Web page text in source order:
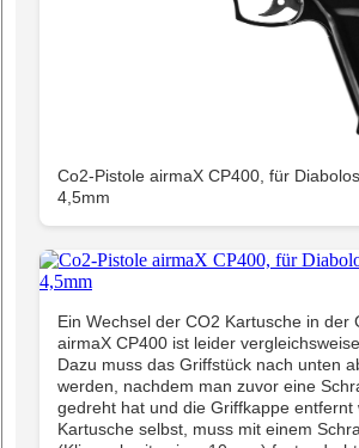
Co2-Pistole airmaX CP400, für
4,5mm
Ein Wechsel der CO2 Kartusche in der
airmaX CP400 ist leider
Dazu muss das Griffstück nach unten
werden, nachdem man zuvor eine
gedreht hat und die Griffkappe entfernt
Kartusche selbst, muss mit einem